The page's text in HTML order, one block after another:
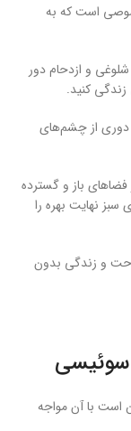
است که به
شلوغی و ازدحام دور
کنید.
دوری از چشم‌های
فضاهای باز و گسترده
سبز نهایت بهره را
و زندگی بدون
سوئیسی
است با آن مواجه